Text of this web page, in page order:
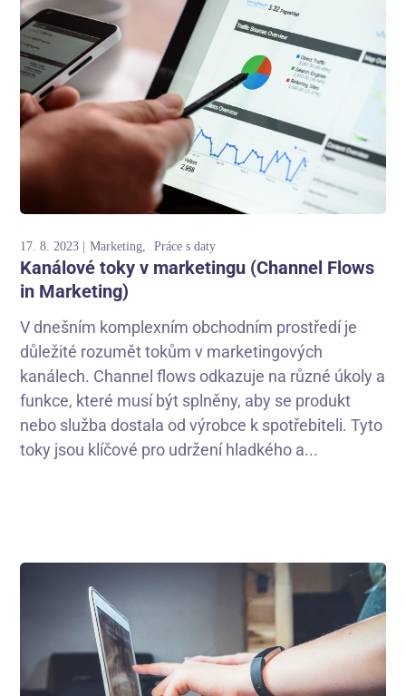
17. 8. 2023 Marketing Práce s daty
Kanálové toky v marketingu (Channel Flows
in Marketing)
V dnešním komplexním obchodním prostředí je
důležité rozumět tokům v marketingových
kanálech. Channel flows odkazuje na různé úkoly a
funkce, které musí být splněny, aby se produkt
nebo služba dostala od výrobce k spotřebiteli. Tyto
toky jsou klíčové pro udržení hladkého a...